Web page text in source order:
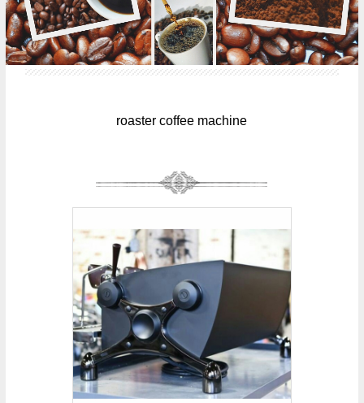
roaster coffee machine